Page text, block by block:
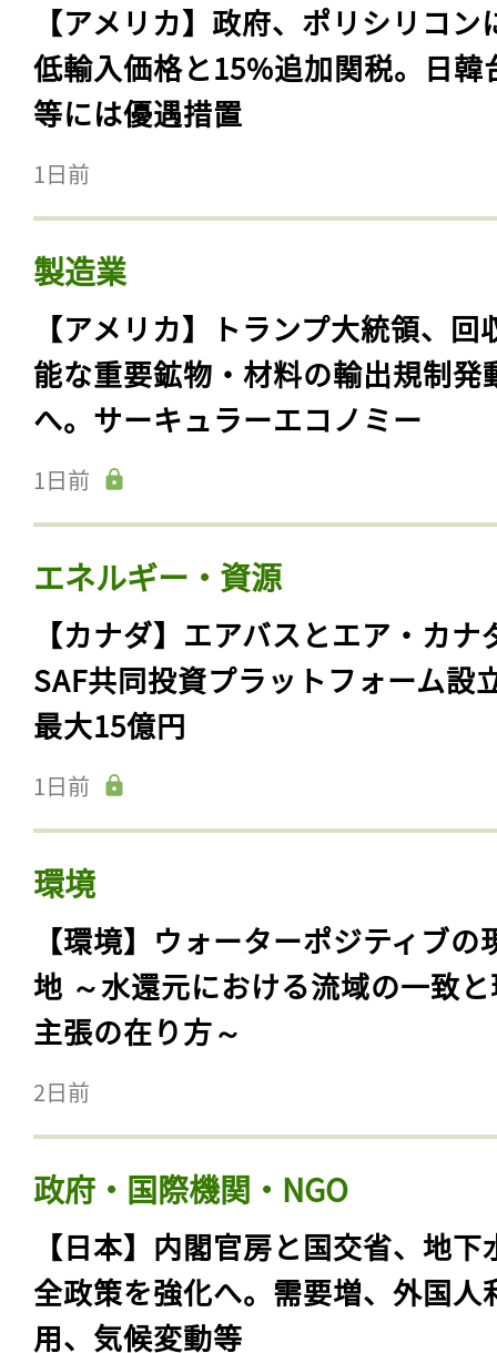
【アメリカ】政府、ポリシリコン
低輸入価格と15%追加関税。日韓
等には優遇措置
1日前
製造業
【アメリカ】トランプ大統領、回
能な重要鉱物・材料の輸出規制発
へ。サーキュラーエコノミー
1日前
エネルギー・資源
【カナダ】エアバスとエア・カナ
SAF共同投資プラットフォーム設
最大15億円
1日前
環境
【環境】ウォーターポジティブの
地 ～水還元における流域の一致
主張の在り方～
2日前
政府・国際機関・NGO
【日本】内閣官房と国交省、地下
全政策を強化へ。需要増、外国人
用、気候変動等